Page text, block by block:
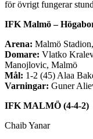
för övrigt fungerar
IFK Malmö –
Arena: Malmö
Domare: Vlatko
Manojlovic, Malmö
Mål: 1-2 (45) Alaa
Varningar: Guner
IFK MALMÖ (4-4-2)
Chaib Yanar